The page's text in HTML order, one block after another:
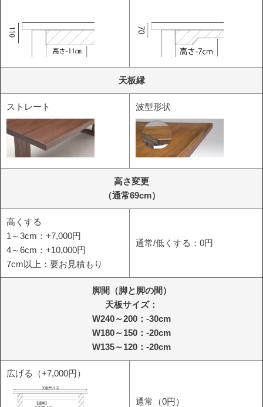
天板縁
ストレート 波型形状
高さ変更
（通常69cm）
高くする
1～3cm：+7,000円
4～6cm：+10,000円
7cm以上：要お見積もり
通常/低くする：0円
脚間 （脚と脚の間）
天板サイズ：
W240～200：-30cm
W180～150：-20cm
W135～120：-20cm
広げる（+7,000円）
通常（0円）